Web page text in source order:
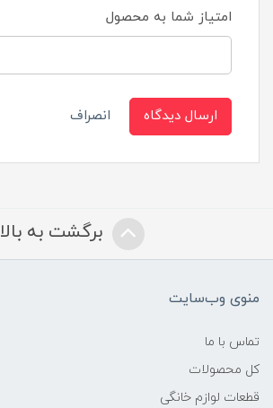
امتیاز شما به محصول
ارسال دیدگاه انصراف
برگشت به بالا
منوی وب‌سایت
تماس با ما
کل محصولات
قطعات لوازم خانگی